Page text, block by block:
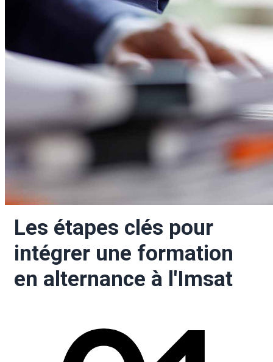
Les étapes clés pour
intégrer une formation
en alternance à l'Imsat